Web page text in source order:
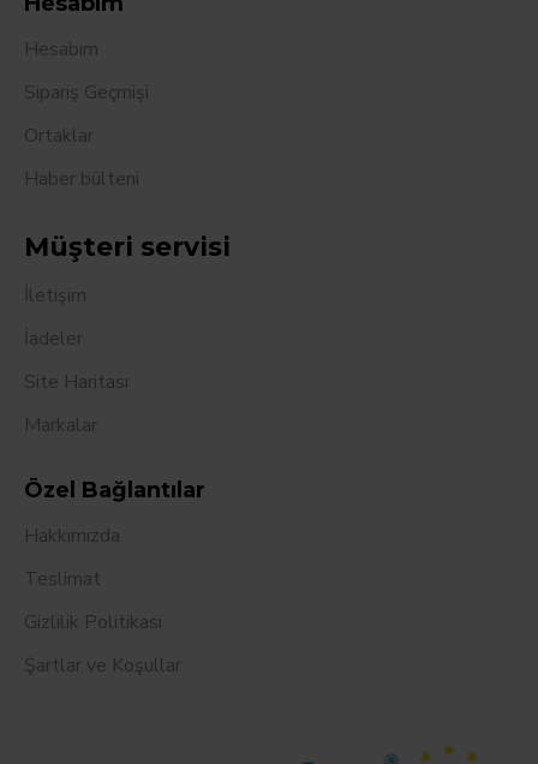
Hesabım
Sipariş Geçmişi
Ortaklar
Haber bülteni
Müşteri servisi
İletişim
İadeler
Site Haritası
Markalar
Özel Bağlantılar
Hakkımızda
Teslimat
Gizlilik Politikası
Şartlar ve Koşullar